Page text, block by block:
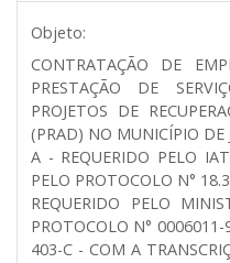
Objeto:
CONTRATAÇÃO DE
PRESTAÇÃO DE
PROJETOS DE
(PRAD) NO MUNICÍPIO DE
A - REQUERIDO PELO
PELO PROTOCOLO N°
REQUERIDO PELO
PROTOCOLO N°
403-C - COM A